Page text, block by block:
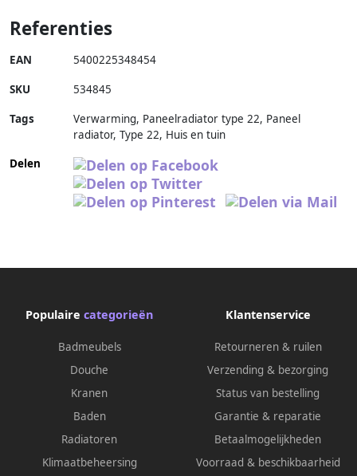
Referenties
EAN 5400225348454
SKU 534845
Tags
Verwarming, Paneelradiator type 22, Paneel
radiator, Type 22, Huis en tuin
Delen
Populaire categorieën
Badmeubels
Douche
Kranen
Baden
Radiatoren
Klimaatbeheersing
Klantenservice
Retourneren & ruilen
Verzending & bezorging
Status van bestelling
Garantie & reparatie
Betaalmogelijkheden
Voorraad & beschikbaarheid